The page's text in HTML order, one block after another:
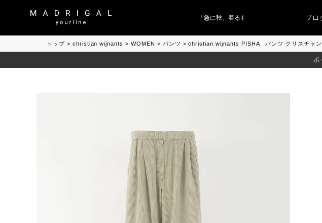
「急に秋、着るものがない」 「キレイなニット
ブロ
トップ christian wijnants WOMEN パンツ christian wijnants PISHA パンツ クリスチャン
ポ